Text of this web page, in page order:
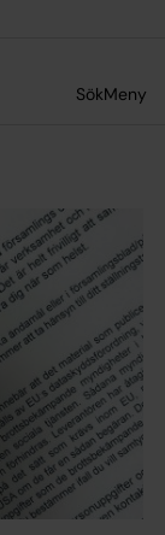
SökMeny